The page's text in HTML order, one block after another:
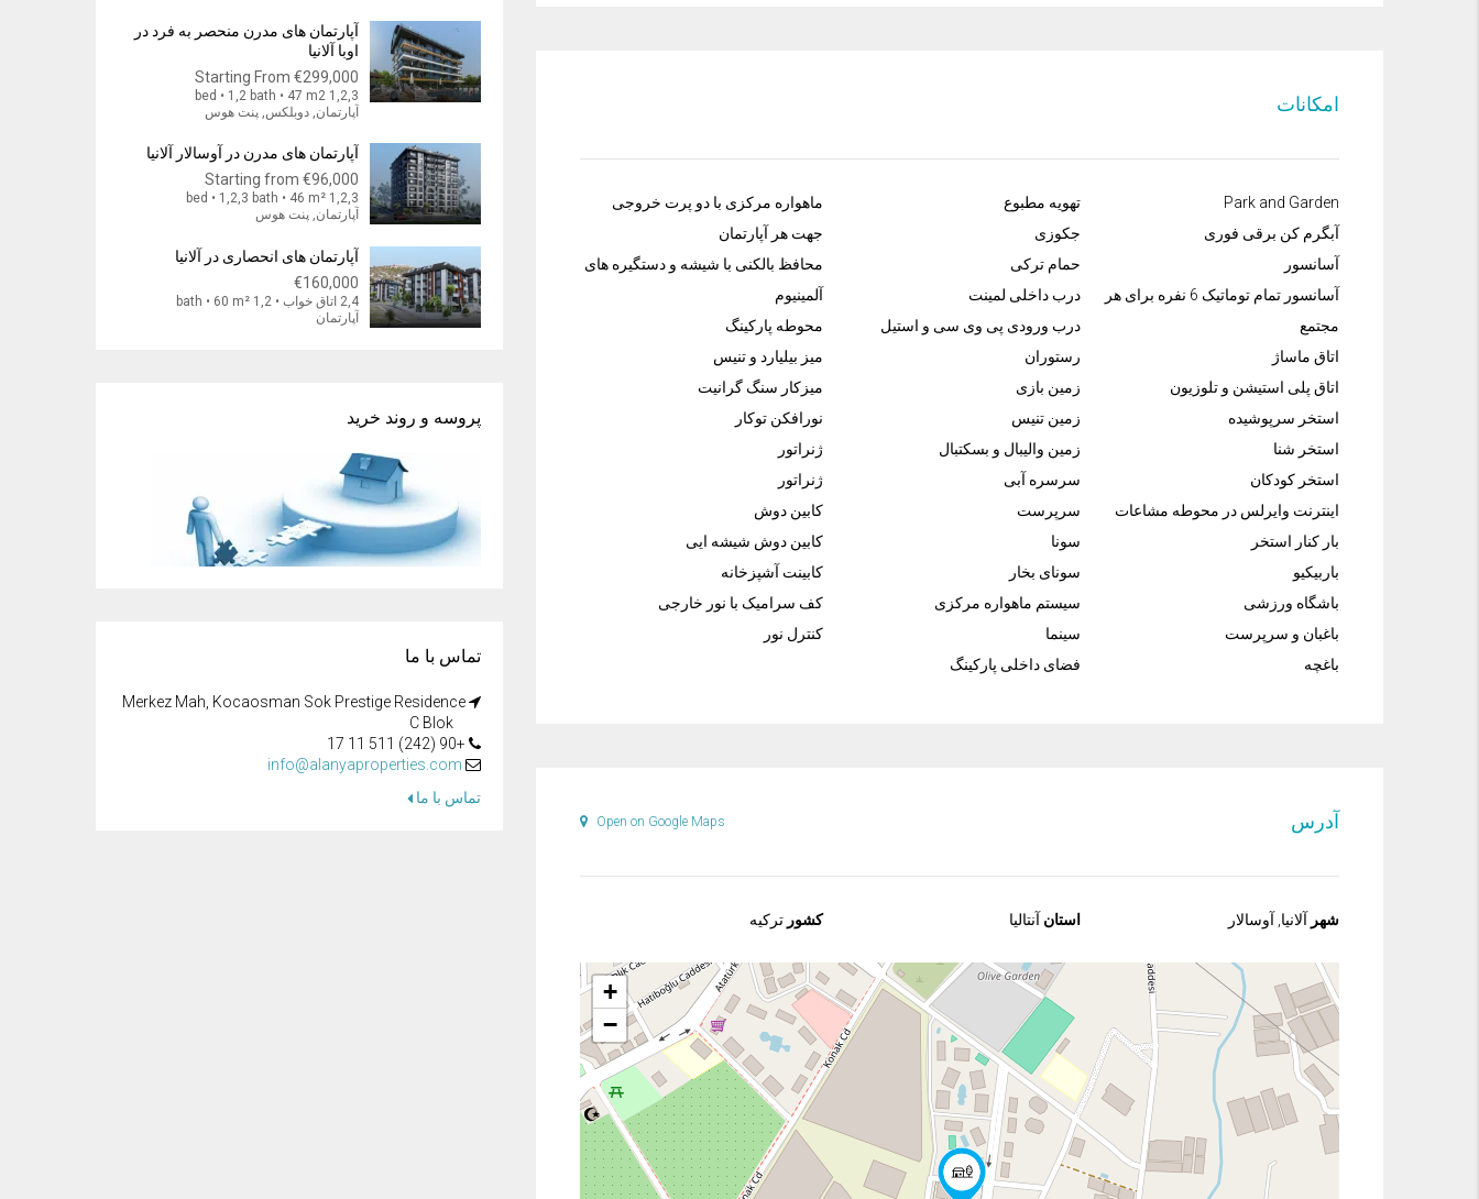
امکانات
Park and Garden
آبگرم کن برقی فوری
آسانسور
آسانسور تمام توماتیک 6 نفره برای هر
مجتمع
اتاق ماساژ
اتاق پلی استیشن و تلوزیون
استخر سرپوشیده
استخر شنا
استخر کودکان
اینترنت وایرلس در محوطه مشاعات
بار کنار استخر
باربیکیو
باشگاه ورزشی
باغبان و سرپرست
باغچه
تهویه مطبوع
جکوزی
حمام ترکی
درب داخلی لمینت
درب ورودی پی وی سی و استیل
رستوران
زمین بازی
زمین تنیس
زمین والیبال و بسکتبال
سرسره آبی
سرپرست
سونا
سونای بخار
سیستم ماهواره مرکزی
سینما
فضای داخلی پارکینگ
ماهواره مرکزی با دو پرت خروجی
جهت هر آپارتمان
محافظ بالکنی با شیشه و دستگیره های
آلمینیوم
محوطه پارکینگ
میز بیلیارد و تنیس
میزکار سنگ گرانیت
نورافکن توکار
ژنراتور
ژنراتور
کابین دوش
کابین دوش شیشه ایی
کابینت آشپزخانه
کف سرامیک با نور خارجی
کنترل نور
آدرس Open on Google Maps
شهر آلانیا, آوسالار استان آنتالیا کشور ترکیه
+
−
آپارتمان های مدرن منحصر به فرد در
اوبا آلانیا
Starting From €299,000
1,2,3 bed • 1,2 bath • 47 m2
آپارتمان, دوبلکس, پنت هوس
آپارتمان های مدرن در آوسالار آلانیا
Starting from €96,000
1,2,3 bed • 1,2,3 bath • 46 m²
آپارتمان, پنت هوس
آپارتمان های انحصاری در آلانیا
€160,000
2,4 اتاق خواب • 1,2 bath • 60 m²
آپارتمان
پروسه و روند خرید
تماس با ما
Merkez Mah, Kocaosman Sok Prestige Residence
C Blok
+90 (242) 511 11 17
info@alanyaproperties.com
تماس با ما